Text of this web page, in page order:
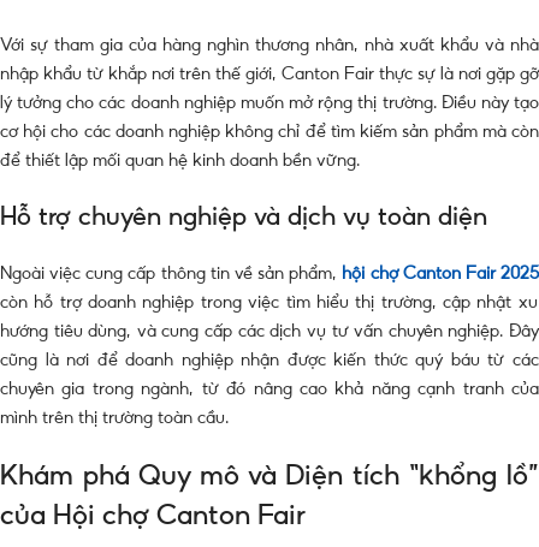
Với sự tham gia của hàng nghìn thương nhân, nhà xuất khẩu và nhà
nhập khẩu từ khắp nơi trên thế giới, Canton Fair thực sự là nơi gặp gỡ
lý tưởng cho các doanh nghiệp muốn mở rộng thị trường. Điều này tạo
cơ hội cho các doanh nghiệp không chỉ để tìm kiếm sản phẩm mà còn
để thiết lập mối quan hệ kinh doanh bền vững.
Hỗ trợ chuyên nghiệp và dịch vụ toàn diện
Ngoài việc cung cấp thông tin về sản phẩm,
hội chợ Canton Fair 2025
còn hỗ trợ doanh nghiệp trong việc tìm hiểu thị trường, cập nhật xu
hướng tiêu dùng, và cung cấp các dịch vụ tư vấn chuyên nghiệp. Đây
cũng là nơi để doanh nghiệp nhận được kiến thức quý báu từ các
chuyên gia trong ngành, từ đó nâng cao khả năng cạnh tranh của
mình trên thị trường toàn cầu.
Khám phá Quy mô và Diện tích “khổng lồ”
của Hội chợ Canton Fair